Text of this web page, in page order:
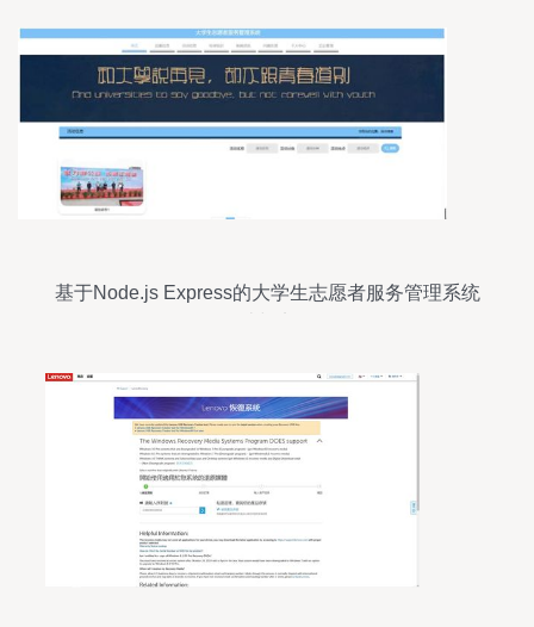
基于Node.js Express的大学生志愿者服务管理系统